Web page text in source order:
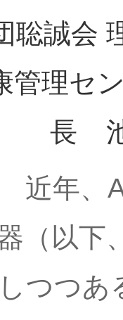
聡誠
管理セ
長
年、AI
（以下
つつあ